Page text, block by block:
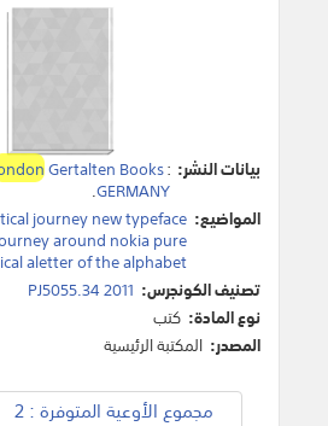
بيانات النشر: Gertalten Books:
GERMANY
.
المواضيع: journey new typeface
around nokia pure
aletter of the alphabet
تصنيف الكونجرس: PJ5055.34 2011
نوع المادة: كتب
المصدر: المكتبة الرئيسية
مجموع الأوعية المتوفرة : 2